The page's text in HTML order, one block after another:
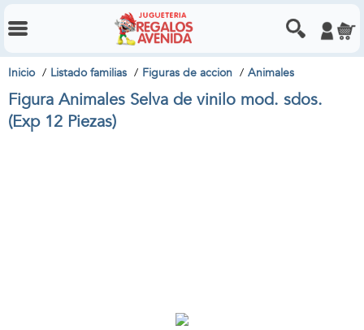
Inicio Listado familias Figuras de accion Animales
Figura Animales Selva de vinilo mod. sdos.
(Exp 12 Piezas)